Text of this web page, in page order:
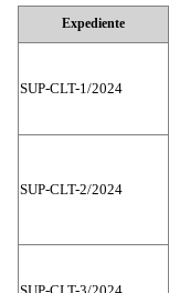
Expediente
SUP-CLT-1/2024
SUP-CLT-2/2024